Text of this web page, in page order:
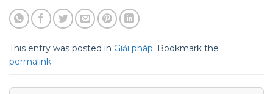
This entry was posted in Giải pháp. Bookmark the
permalink.